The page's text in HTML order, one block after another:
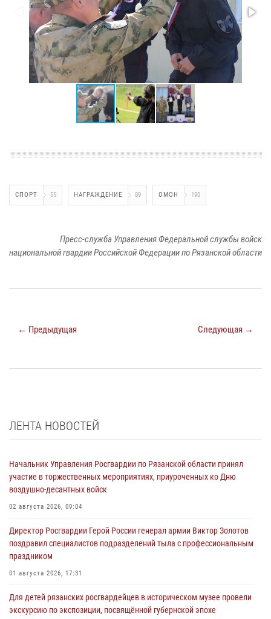
СПОРТ 55 НАГРАЖДЕНИЕ 89 ОМОН 190
Пресс-служба Управления Федеральной службы войск
национальной гвардии Российской Федерации по Рязанской области
← Предыдущая Следующая →
ЛЕНТА НОВОСТЕЙ
Начальник Управления Росгвардии по Рязанской области принял
участие в торжественных мероприятиях, приуроченных ко Дню
воздушно-десантных войск
02 августа 2026, 09:04
Директор Росгвардии Герой России генерал армии Виктор Золотов
поздравил специалистов подразделений тыла с профессиональным
праздником
01 августа 2026, 17:31
Для детей рязанских росгвардейцев в историческом музее провели
экскурсию по экспозиции, посвящённой губернской эпохе